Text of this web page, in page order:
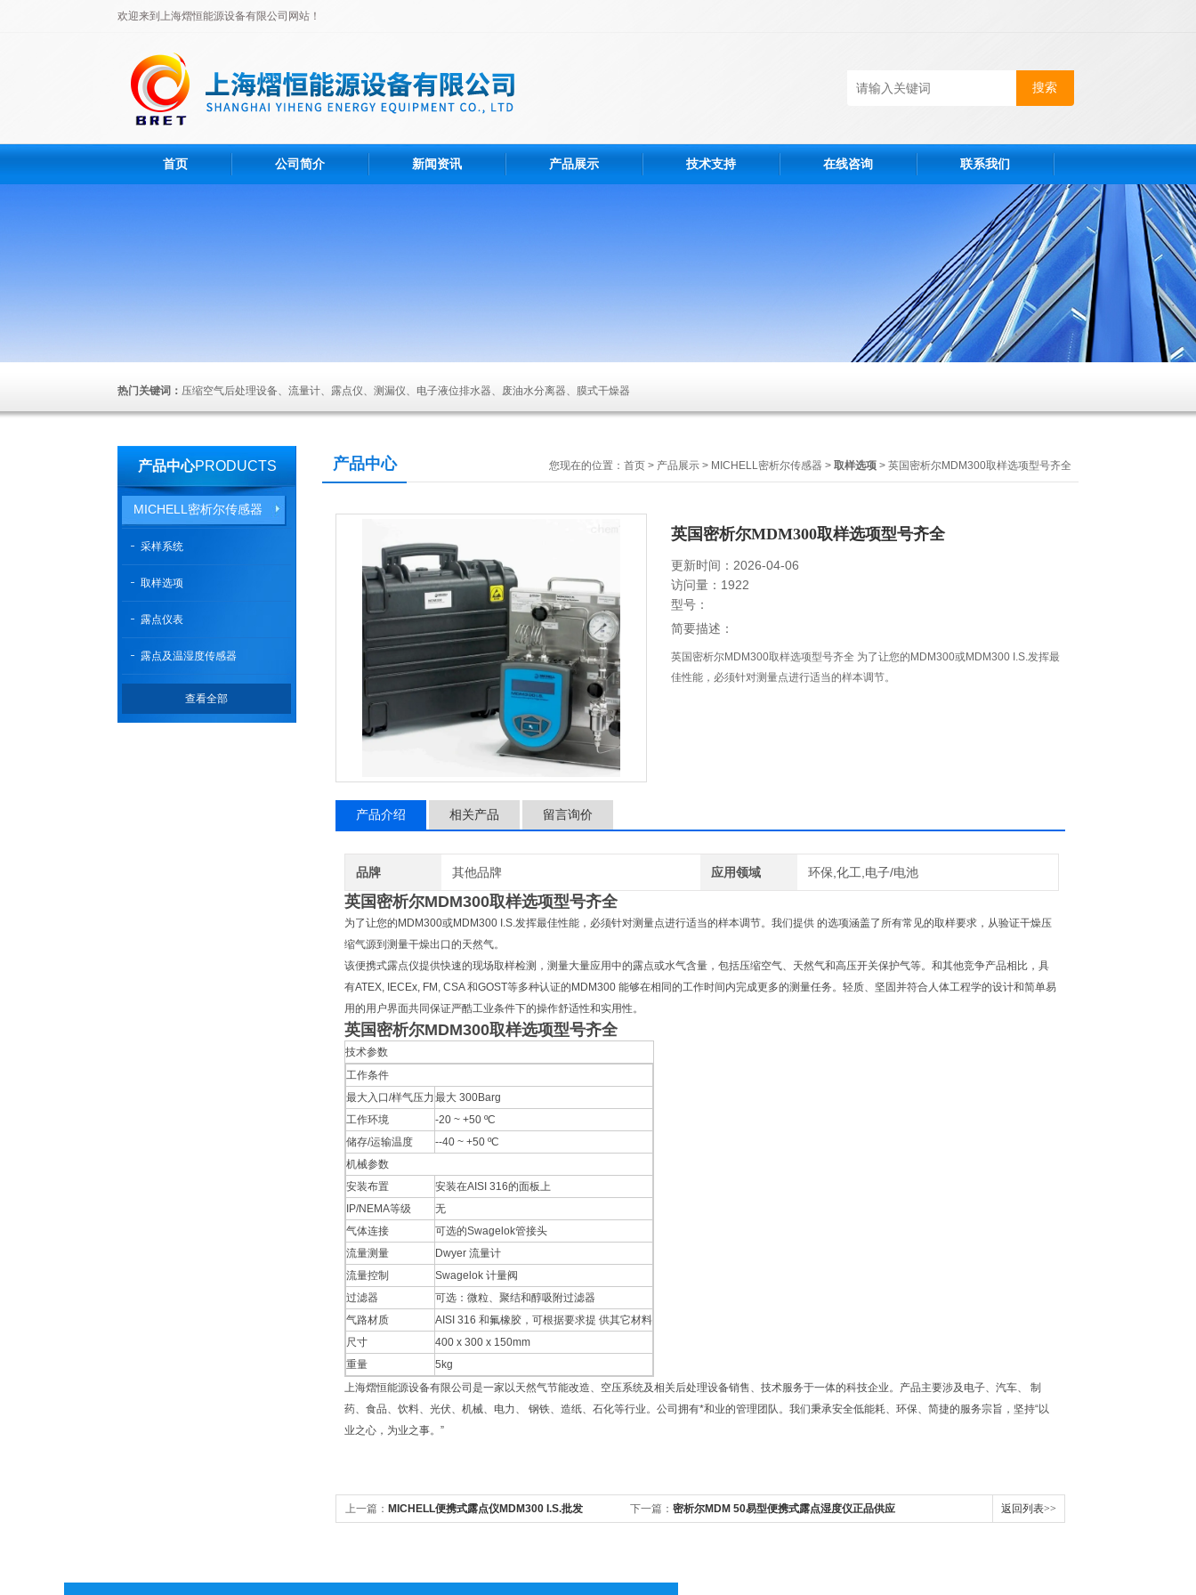
欢迎来到上海熠恒能源设备有限公司网站！
首页 公司简介 新闻资讯 产品展示 技术支持 在线咨询 联系我们
热门关键词： 压缩空气后处理设备、流量计、露点仪、测漏仪、电子液位排水器、废油水分离器、膜式干燥器
产品中心PRODUCTS
MICHELL密析尔传感器
采样系统
取样选项
露点仪表
露点及温湿度传感器
查看全部
产品中心 您现在的位置： 首页 > 产品展示 > MICHELL密析尔传感器 > 取样选项 > 英国密析尔MDM300取样选项型号齐全
英国密析尔MDM300取样选项型号齐全
更新时间：2026-04-06
访问量：1922
型号：
简要描述：
英国密析尔MDM300取样选项型号齐全 为了让您的MDM300或MDM300 I.S.发挥最
佳性能，必须针对测量点进行适当的样本调节。
产品介绍 相关产品 留言询价
品牌 其他品牌 应用领域 环保,化工,电子/电池
英国密析尔MDM300取样选项型号齐全
为了让您的MDM300或MDM300 I.S.发挥最佳性能，必须针对测量点进行适当的样本调节。我们提供 的选项涵盖了所有常见的取样要求，从验证干燥压
缩气源到测量干燥出口的天然气。
该便携式露点仪提供快速的现场取样检测，测量大量应用中的露点或水气含量，包括压缩空气、天然气和高压开关保护气等。和其他竞争产品相比，具
有ATEX, IECEx, FM, CSA 和GOST等多种认证的MDM300 能够在相同的工作时间内完成更多的测量任务。轻质、坚固并符合人体工程学的设计和简单易
用的用户界面共同保证严酷工业条件下的操作舒适性和实用性。
英国密析尔MDM300取样选项型号齐全
技术参数
工作条件
最大入口/样气压力最大 300Barg
工作环境
-20 ~ +50 ºC
储存/运输温度
--40 ~ +50 ºC
机械参数
安装布置
安装在AISI 316的面板上
IP/NEMA等级
无
气体连接
可选的Swagelok管接头
流量测量
Dwyer 流量计
流量控制
Swagelok 计量阀
过滤器
可选：微粒、聚结和醇吸附过滤器
气路材质
AISI 316 和氟橡胶，可根据要求提 供其它材料
尺寸
400 x 300 x 150mm
重量
5kg
上海熠恒能源设备有限公司是一家以天然气节能改造、空压系统及相关后处理设备销售、技术服务于一体的科技企业。产品主要涉及电子、汽车、 制
药、食品、饮料、光伏、机械、电力、 钢铁、造纸、石化等行业。公司拥有*和业的管理团队。我们秉承安全低能耗、环保、简捷的服务宗旨，坚持“以
业之心，为业之事。”
上一篇： MICHELL便携式露点仪MDM300 I.S.批发 下一篇： 密析尔MDM 50易型便携式露点湿度仪正品供应 返回列表>>